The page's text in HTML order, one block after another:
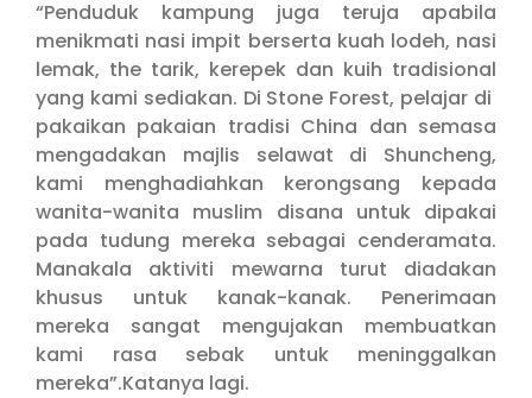
“Penduduk kampung juga teruja apabila
menikmati nasi impit berserta kuah lodeh, nasi
lemak, the tarik, kerepek dan kuih tradisional
yang kami sediakan. Di Stone Forest, pelajar di
pakaikan pakaian tradisi China dan semasa
mengadakan majlis selawat di Shuncheng,
kami menghadiahkan kerongsang kepada
wanita-wanita muslim disana untuk dipakai
pada tudung mereka sebagai cenderamata.
Manakala aktiviti mewarna turut diadakan
khusus untuk kanak-kanak. Penerimaan
mereka sangat mengujakan membuatkan
kami rasa sebak untuk meninggalkan
mereka”.Katanya lagi.